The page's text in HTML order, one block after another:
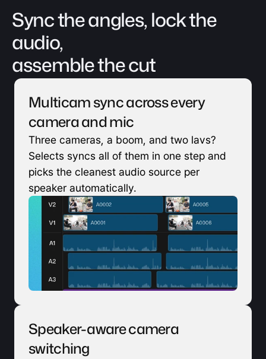
Sync the angles, lock the
audio,
assemble the cut
Multicam sync across every
camera and mic
Three cameras, a boom, and two lavs?
Selects syncs all of them in one step and
picks the cleanest audio source per
speaker automatically.
Speaker-aware camera
switching